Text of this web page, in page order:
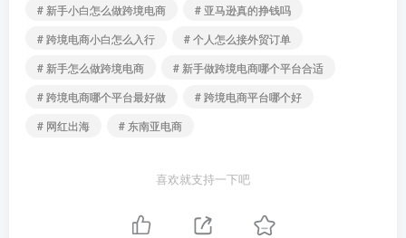
# 新手小白怎么做跨境电商
# 亚马逊真的挣钱吗
# 跨境电商小白怎么入行
# 个人怎么接外贸订单
# 新手怎么做跨境电商
# 新手做跨境电商哪个平台合适
# 跨境电商哪个平台最好做
# 跨境电商平台哪个好
# 网红出海
# 东南亚电商
喜欢就支持一下吧